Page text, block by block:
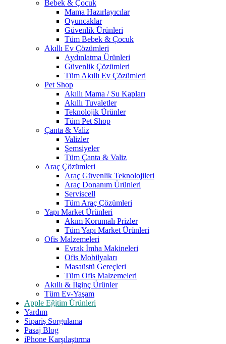
Bebek & Çocuk
Mama Hazırlayıcılar
Oyuncaklar
Güvenlik Ürünleri
Tüm Bebek & Çocuk
Akıllı Ev Çözümleri
Aydınlatma Ürünleri
Güvenlik Çözümleri
Tüm Akıllı Ev Çözümleri
Pet Shop
Akıllı Mama / Su Kapları
Akıllı Tuvaletler
Teknolojik Ürünler
Tüm Pet Shop
Çanta & Valiz
Valizler
Şemsiyeler
Tüm Çanta & Valiz
Araç Çözümleri
Araç Güvenlik Teknolojileri
Araç Donanım Ürünleri
Serviscell
Tüm Araç Çözümleri
Yapı Market Ürünleri
Akım Korumalı Prizler
Tüm Yapı Market Ürünleri
Ofis Malzemeleri
Evrak İmha Makineleri
Ofis Mobilyaları
Masaüstü Gereçleri
Tüm Ofis Malzemeleri
Akıllı & İlginç Ürünler
Tüm Ev-Yaşam
Apple Eğitim Ürünleri
Yardım
Sipariş Sorgulama
Pasaj Blog
iPhone Karşılaştırma